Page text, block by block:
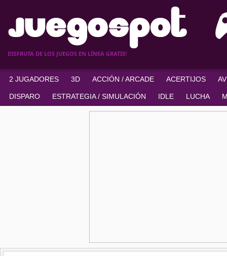
DISFRUTA DE LOS JUEGOS EN LÍNEA GRATIS!
2 JUGADORES 3D ACCIÓN / ARCADE ACERTIJOS
DISPARO ESTRATEGIA / SIMULACIÓN IDLE LUCHA